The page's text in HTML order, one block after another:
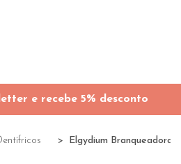
e recebe 5% desconto
Elgydium Branqueadora